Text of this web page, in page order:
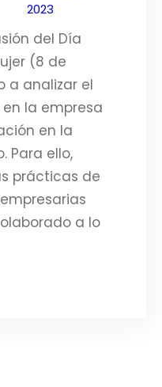
2023
del Día
(8 de
a analizar el
la empresa
en la
Para ello,
prácticas de
a lo